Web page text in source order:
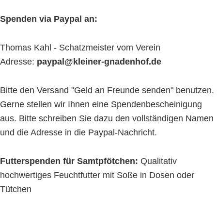
Spenden via Paypal an:
Thomas Kahl - Schatzmeister vom Verein
Adresse: paypal@kleiner-gnadenhof.de
Bitte den Versand "Geld an Freunde senden" benutzen.
Gerne stellen wir Ihnen eine Spendenbescheinigung
aus. Bitte schreiben Sie dazu den vollständigen Namen
und die Adresse in die Paypal-Nachricht.
Futterspenden für Samtpfötchen: Qualitativ
hochwertiges Feuchtfutter mit Soße in Dosen oder
Tütchen